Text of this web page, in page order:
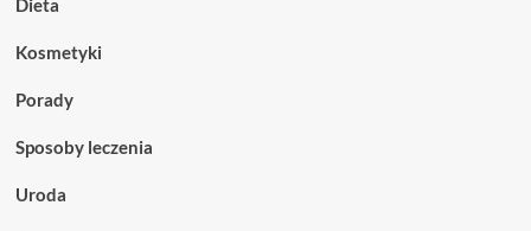
Dieta
Kosmetyki
Porady
Sposoby leczenia
Uroda